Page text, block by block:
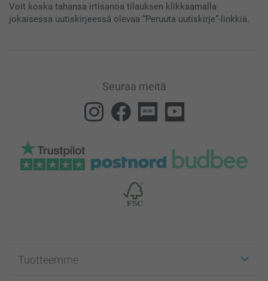
Voit koska tahansa irtisanoa tilauksen klikkaamalla
jokaisessa uutiskirjeessä olevaa “Peruuta uutiskirje”-linkkiä.
Seuraa meitä
Tuotteemme